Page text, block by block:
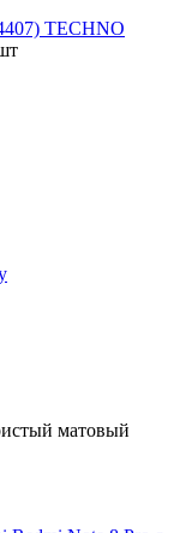
TECHNO
матовый